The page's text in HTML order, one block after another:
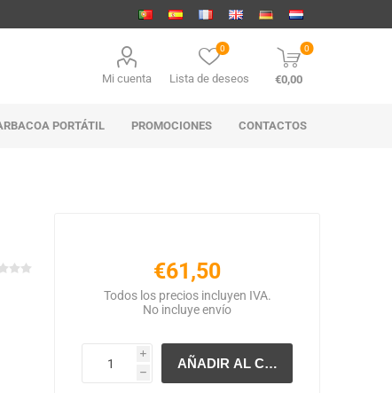
Mi cuenta Lista de deseos
0 0
€0,00
PORTÁTIL PROMOCIONES CONTACTOS
€61,50
Todos los precios incluyen IVA.
No incluyeenvío
i
h